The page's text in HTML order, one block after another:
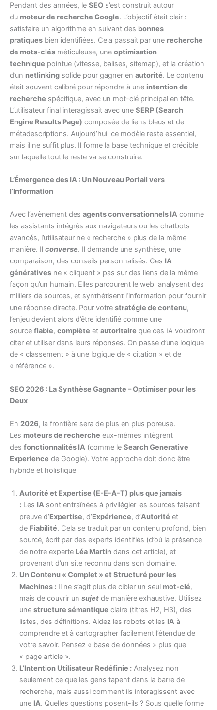
Pendant des années, le SEO s’est construit autour
du moteur de recherche Google. L’objectif était clair :
satisfaire un algorithme en suivant des bonnes
pratiques bien identifiées. Cela passait par une recherche
de mots-clés méticuleuse, une optimisation
technique pointue (vitesse, balises, sitemap), et la création
d’un netlinking solide pour gagner en autorité. Le contenu
était souvent calibré pour répondre à une intention de
recherche spécifique, avec un mot-clé principal en tête.
L’utilisateur final interagissait avec une SERP (Search
Engine Results Page) composée de liens bleus et de
métadescriptions. Aujourd’hui, ce modèle reste essentiel,
mais il ne suffit plus. Il forme la base technique et crédible
sur laquelle tout le reste va se construire.
L’Émergence des IA : Un Nouveau Portail vers
l’Information
Avec l’avènement des agents conversationnels IA comme
les assistants intégrés aux navigateurs ou les chatbots
avancés, l’utilisateur ne « recherche » plus de la même
manière. Il converse. Il demande une synthèse, une
comparaison, des conseils personnalisés. Ces IA
génératives ne « cliquent » pas sur des liens de la même
façon qu’un humain. Elles parcourent le web, analysent des
milliers de sources, et synthétisent l’information pour fournir
une réponse directe. Pour votre stratégie de contenu,
l’enjeu devient alors d’être identifié comme une
source fiable, complète et autoritaire que ces IA voudront
citer et utiliser dans leurs réponses. On passe d’une logique
de « classement » à une logique de « citation » et de
« référence ».
SEO 2026 : La Synthèse Gagnante – Optimiser pour les
Deux
En 2026, la frontière sera de plus en plus poreuse.
Les moteurs de recherche eux-mêmes intègrent
des fonctionnalités IA (comme le Search Generative
Experience de Google). Votre approche doit donc être
hybride et holistique.
Autorité et Expertise (E-E-A-T) plus que jamais
: Les IA sont entraînées à privilégier les sources faisant
preuve d’Expertise, d’Expérience, d’Autorité et
de Fiabilité. Cela se traduit par un contenu profond, bien
sourcé, écrit par des experts identifiés (d’où la présence
de notre experte Léa Martin dans cet article), et
provenant d’un site reconnu dans son domaine.
Un Contenu « Complet » et Structuré pour les
Machines : Il ne s’agit plus de cibler un seul mot-clé,
mais de couvrir un sujet de manière exhaustive. Utilisez
une structure sémantique claire (titres H2, H3), des
listes, des définitions. Aidez les robots et les IA à
comprendre et à cartographer facilement l’étendue de
votre savoir. Pensez « base de données » plus que
« page article ».
L’Intention Utilisateur Redéfinie : Analysez non
seulement ce que les gens tapent dans la barre de
recherche, mais aussi comment ils interagissent avec
une IA. Quelles questions posent-ils ? Sous quelle forme